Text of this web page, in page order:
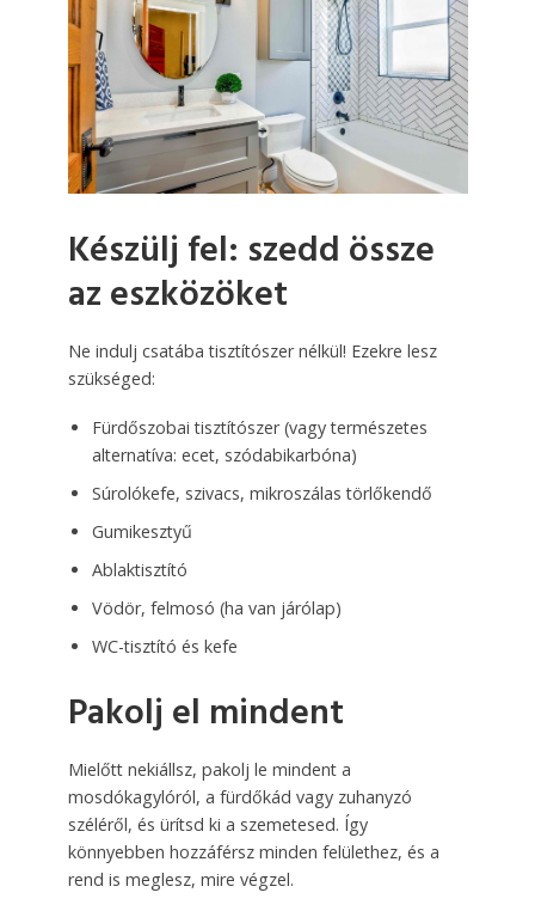
Készülj fel: szedd össze
az eszközöket
Ne indulj csatába tisztítószer nélkül! Ezekre lesz
szükséged:
Fürdőszobai tisztítószer (vagy természetes
alternatíva: ecet, szódabikarbóna)
Súrolókefe, szivacs, mikroszálas törlőkendő
Gumikesztyű
Ablaktisztító
Vödör, felmosó (ha van járólap)
WC-tisztító és kefe
Pakolj el mindent
Mielőtt nekiállsz, pakolj le mindent a
mosdókagylóról, a fürdőkád vagy zuhanyzó
széléről, és ürítsd ki a szemetesed. Így
könnyebben hozzáférsz minden felülethez, és a
rend is meglesz, mire végzel.